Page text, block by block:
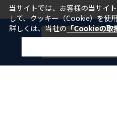
当サイトでは、お客様の当サイ
して、クッキー（Cookie）を使
詳しくは、当社の「Cookieの取